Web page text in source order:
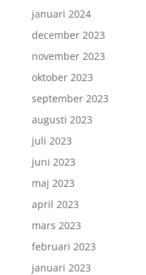
januari 2024
december 2023
november 2023
oktober 2023
september 2023
augusti 2023
juli 2023
juni 2023
maj 2023
april 2023
mars 2023
februari 2023
januari 2023